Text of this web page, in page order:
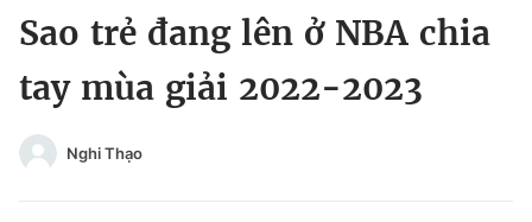
Chào ngày mới
Đổi mật khẩu
Tin đã lưu
Sao trẻ đang lên ở NBA chia
tay mùa giải 2022-2023
Nghi Thạo